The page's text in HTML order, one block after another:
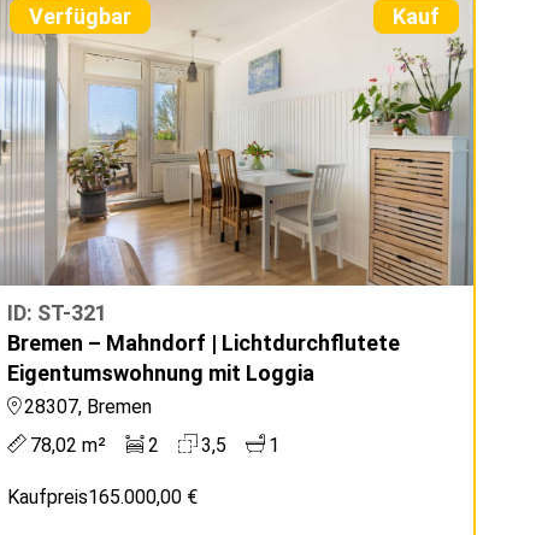
Verfügbar Kauf
ID: ST-321
Bremen – Mahndorf | Lichtdurchflutete
Eigentumswohnung mit Loggia
28307, Bremen
78,02 m²
2 3,5 1
Kaufpreis165.000,00 €